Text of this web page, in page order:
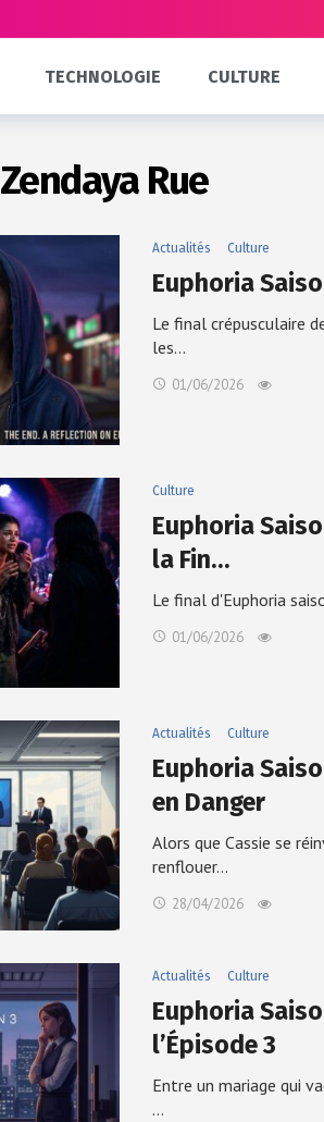
TECHNOLOGIE CULTURE
Zendaya Rue
Actualités Culture
Euphoria
Le final crépusculaire
les…
01/06/2026
Culture
Euphoria
la Fin…
Le final d'Euphoria
01/06/2026
Actualités Culture
Euphoria
en Danger
Alors que Cassie se
renflouer…
28/04/2026
Actualités Culture
Euphoria
l’Épisode 3
Entre un mariage qui
…